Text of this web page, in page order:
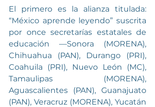
El primero es la alianza titulada:
“México aprende leyendo” suscrita
por once secretarías estatales de
educación —Sonora (MORENA),
Chihuahua (PAN), Durango (PRI),
Coahuila (PRI), Nuevo León (MC),
Tamaulipas (MORENA),
Aguascalientes (PAN), Guanajuato
(PAN), Veracruz (MORENA), Yucatán